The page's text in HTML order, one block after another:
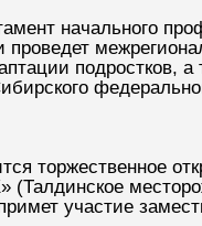
начального
проведет
подростков, а
торжественное
участие